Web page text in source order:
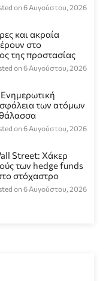
on 6 Αυγούστου, 2026
και ακραία
στο
της προστασίας
on 6 Αυγούστου, 2026
των ατόμων
θάλασσα
on 6 Αυγούστου, 2026
Street: Χάκερ
των hedge funds
στόχαστρο
on 6 Αυγούστου, 2026